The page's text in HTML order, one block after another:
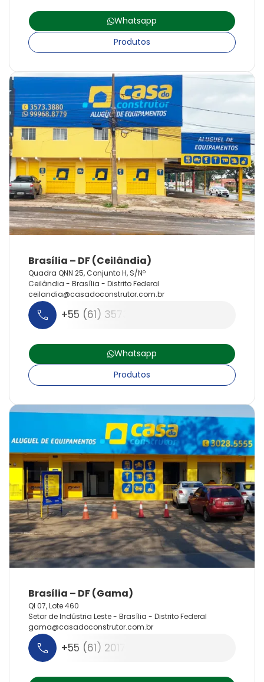
Whatsapp
Produtos
Quadra QNN 25, Conjunto H, S/Nº
Ceilândia - Brasília - Distrito Federal
ceilandia@casadoconstrutor.com.br
+55 (61) 3573-3880
Whatsapp
Produtos
QI 07, Lote 460
Setor de Indústria Leste - Brasília - Distrito Federal
gama@casadoconstrutor.com.br
+55 (61) 2017-6000